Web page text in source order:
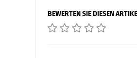
BEWERTEN SIE DIESEN